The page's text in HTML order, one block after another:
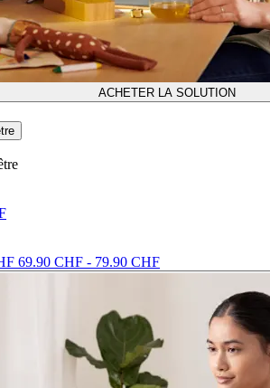
ACHETER LA SOLUTION
69.90 CHF - 79.90 CHF